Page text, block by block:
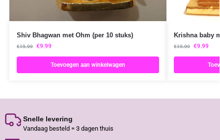
Shiv Bhagwan met Ohm (per 10 stuks)
€19.99 €9.99
Toevoegen aan winkelwagen
Krishna baby
€19.99 €9.99
Snelle levering
Vandaag besteld = 3 dagen thuis